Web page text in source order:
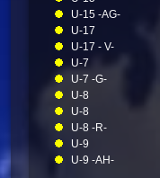
U-15 -AG-
U-17
U-17 - V-
U-7
U-7 -G-
U-8
U-8
U-8 -R-
U-9
U-9 -AH-